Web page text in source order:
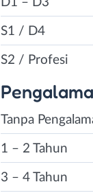
S1 / D4
S2 / Profesi
Tanpa
1 – 2 Tahun
3 – 4 Tahun